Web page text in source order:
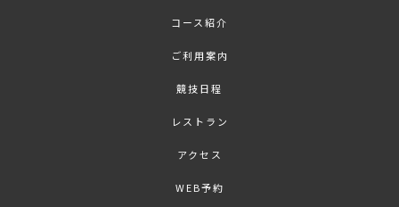
コース紹介
ご利用案内
競技日程
レストラン
アクセス
WEB予約